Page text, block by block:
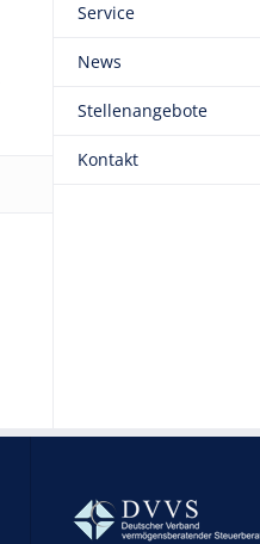
Service
News
Stellenangebote
Kontakt